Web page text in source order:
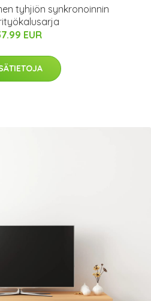
tyhjiön synkronoinnin
EUR